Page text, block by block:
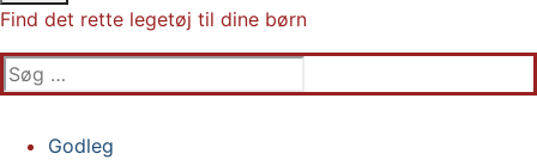
Find det rette legetøj til dine børn
Søg
efter:
Godleg